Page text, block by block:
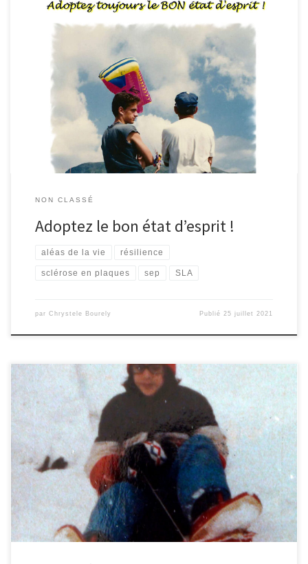
Cet article participe à l’évènement inter-blogueurs, organisé par
le blog Boulevard-du-succes.fr, sur le thème « l’importance de
l’état d’esprit« . Pour ceux qui se demandent ce qu’est l’état
d’esprit ou aussi appelé le « mindset », je vous invite à lire cet
article. La vie a eu l’occasion de me montrer à […]
NON CLASSÉ
Adoptez le bon état d’esprit !
aléas de la vie résilience
sclérose en plaques sep SLA
par Chrystele Bourely Publié 25 juillet 2021
Mon enfance Née le 20 janvier 1969; la sclérose en plaques ne
faisait pas partie de ma vie avant … Moi et mon frère aîné à
Nogent-sur-Marne (région parisienne). A partir de 12 ans : début
d’une fatigue « anormale » Il me semble pouvoir dire que c’est ma
[…]